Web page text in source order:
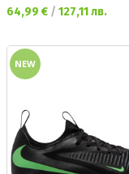
Текуща цена:
64,99 € / 127,11 лв.
NEW